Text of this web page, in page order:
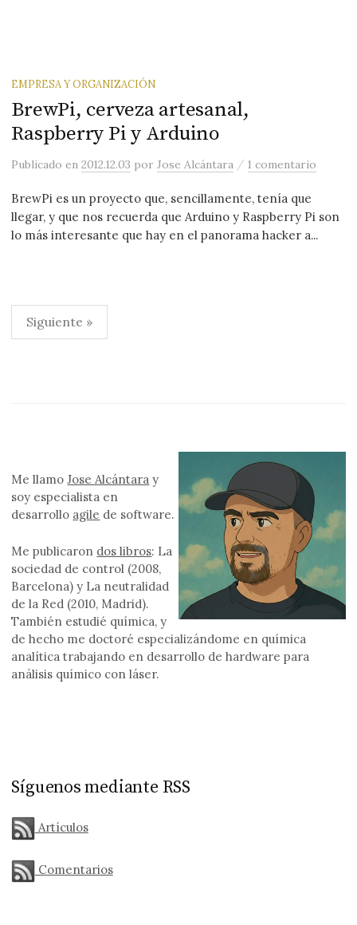
EMPRESA Y ORGANIZACIÓN
BrewPi, cerveza artesanal,
Raspberry Pi y Arduino
Publicadoen2012.12.03 porJose Alcántara /1 comentario
BrewPi es un proyecto que, sencillamente, tenía que
llegar, y que nos recuerda que Arduino y Raspberry Pi son
lo más interesante que hay en el panorama hacker a...
Paginación
de
Siguiente »
Me llamoJose Alcántara y
soy especialista en
desarrollo agile de software.
Me publicaron dos libros: La
sociedad de control (2008,
Barcelona) y La neutralidad
de la Red (2010, Madrid).
También estudié química, y
de hecho me doctoré especializándome en química
analítica trabajando en desarrollo de hardware para
análisis químico con láser.
Síguenos mediante RSS
Artículos
Comentarios